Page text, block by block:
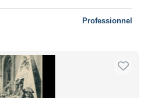
Professionnel